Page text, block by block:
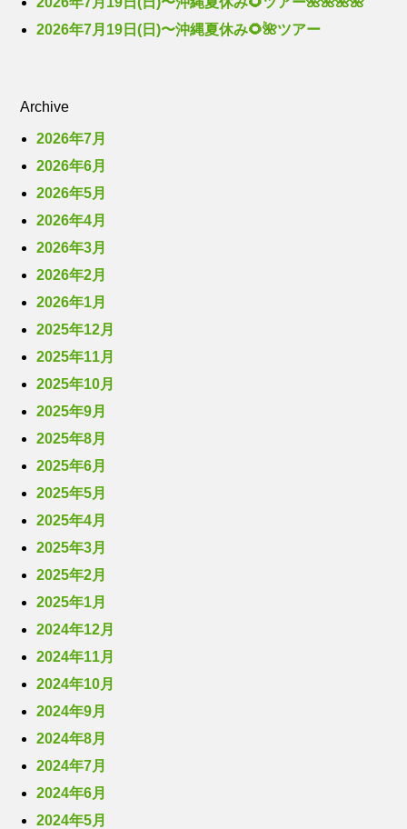
2026年7月19日(日)〜沖縄夏休み🌻🌺ツアー
Archive
2026年7月
2026年6月
2026年5月
2026年4月
2026年3月
2026年2月
2026年1月
2025年12月
2025年11月
2025年10月
2025年9月
2025年8月
2025年6月
2025年5月
2025年4月
2025年3月
2025年2月
2025年1月
2024年12月
2024年11月
2024年10月
2024年9月
2024年8月
2024年7月
2024年6月
2024年5月